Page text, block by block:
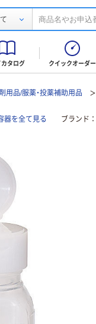
カタログ クイックオーダー
用品/服薬・投薬補助用品
器を全て見る ブランド